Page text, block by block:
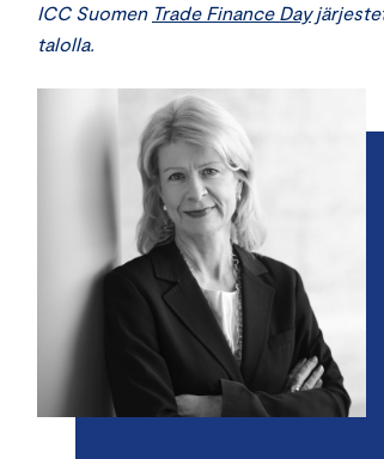
ICC Suomen Trade Finance Day
talolla.